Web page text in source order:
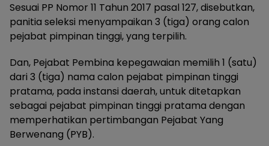
Sesuai PP Nomor 11 Tahun 2017 pasal 127, disebutkan,
panitia seleksi menyampaikan 3 (tiga) orang calon
pejabat pimpinan tinggi, yang terpilih.
Dan, Pejabat Pembina kepegawaian memilih 1 (satu)
dari 3 (tiga) nama calon pejabat pimpinan tinggi
pratama, pada instansi daerah, untuk ditetapkan
sebagai pejabat pimpinan tinggi pratama dengan
memperhatikan pertimbangan Pejabat Yang
Berwenang (PYB).